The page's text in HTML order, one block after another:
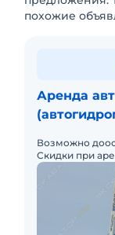
похожие
Аренда
Валдай
Возможно
Скидки при
нареканий.